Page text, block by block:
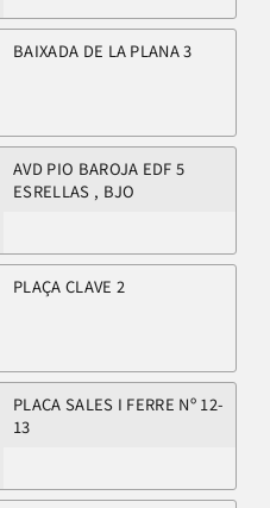
BAIXADA DE LA PLANA 3
AVD PIO BAROJA EDF 5
ESRELLAS , BJO
PLAÇA CLAVE 2
PLACA SALES I FERRE Nº 12-
13